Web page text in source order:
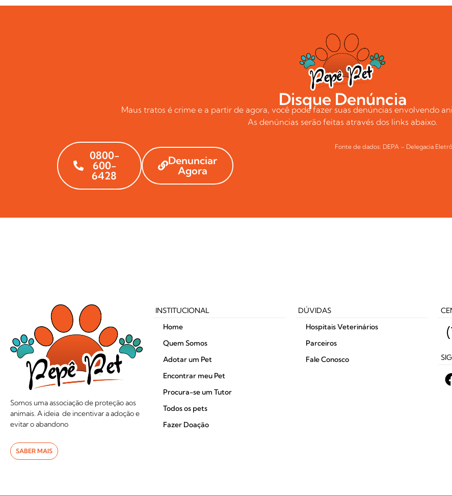
Disque Denúncia
Maus tratos é crime e a partir de agora, você pode fazer suas denúncias envolvendo
As denúncias serão feitas através dos links abaixo.
0800-
600-
6428
Denunciar
Agora
Fonte de dados: DEPA – Delegacia
Somos uma associação de proteção aos
animais. A ideia de incentivar a adoção e
evitar o abandono
SABER MAIS
INSTITUCIONAL
Home
Quem Somos
Adotar um Pet
Encontrar meu Pet
Procura-se um Tutor
Todos os pets
Fazer Doação
DÚVIDAS
Hospitais Veterinários
Parceiros
Fale Conosco